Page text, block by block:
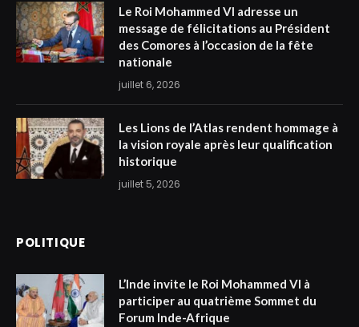
Le Roi Mohammed VI adresse un
message de félicitations au Président
des Comores à l’occasion de la fête
nationale
juillet 6, 2026
Les Lions de l’Atlas rendent hommage à
la vision royale après leur qualification
historique
juillet 5, 2026
POLITIQUE
L’Inde invite le Roi Mohammed VI à
participer au quatrième Sommet du
Forum Inde-Afrique